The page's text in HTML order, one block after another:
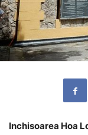
Inchisoarea Hoa